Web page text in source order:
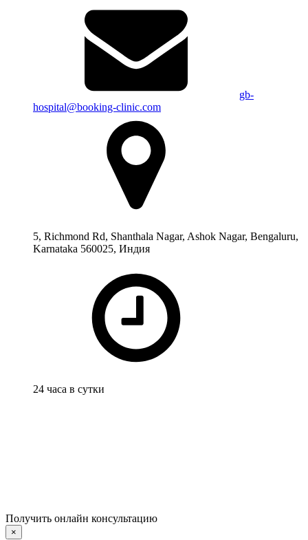
gb-
hospital@booking-clinic.com
5, Richmond Rd, Shanthala Nagar, Ashok Nagar, Bengaluru,
Karnataka 560025, Индия
24 часа в сутки
Получить онлайн консультацию
×